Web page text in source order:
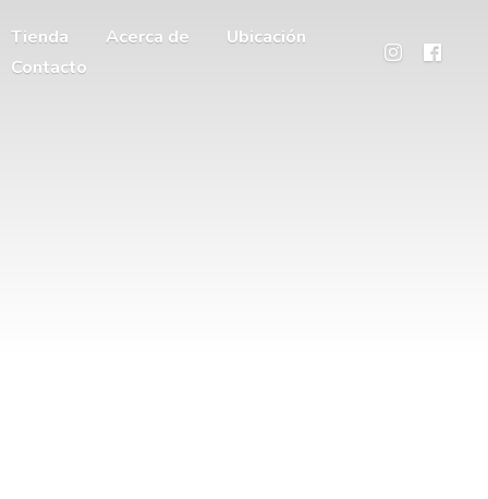
Tienda Acerca de
Ubicación
Contacto